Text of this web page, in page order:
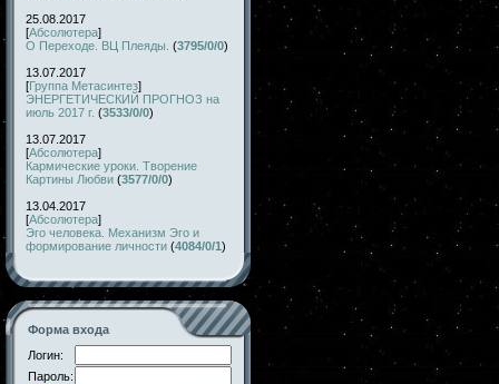
25.08.2017
[Абсолютера]
О Переходе. ВЦ Плеяды. (3795/0/0)
13.07.2017
[Группа Метасинтез]
ЭНЕРГЕТИЧЕСКИЙ ПРОГНОЗ на
июль 2017 г. (3533/0/0)
13.07.2017
[Абсолютера]
Кармические уроки. Творение
Картины Любви (3577/0/0)
13.04.2017
[Абсолютера]
Эго человека. Механизм Эго и
формирование личности (4084/0/1)
Форма входа
Логин:
Пароль: